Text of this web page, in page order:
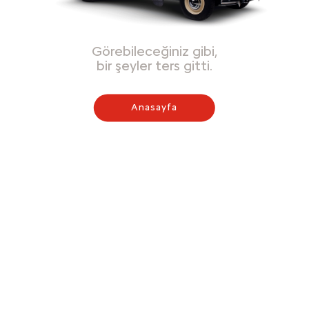
Görebileceğiniz gibi,
bir şeyler ters gitti.
Anasayfa